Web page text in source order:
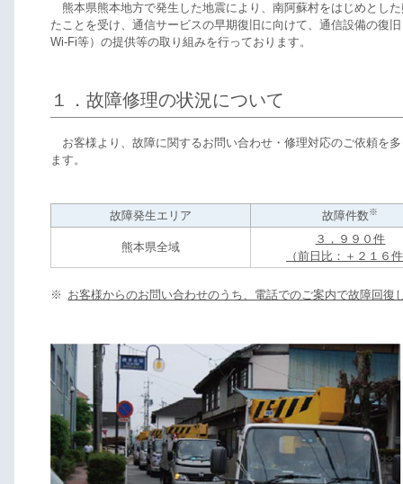
熊本県熊本地方で発生した地震により、南阿蘇村をはじめとし
たことを受け、通信サービスの早期復旧に向けて、通信設備の復
Wi-Fi等）の提供等の取り組みを行っております。
１．故障修理の状況について
お客様より、故障に関するお問い合わせ・修理対応のご依頼を
ます。
故障発生エリア 故障件数※
熊本県全域
３，９９０件
（前日比：＋２１６
※ お客様からのお問い合わせのうち、電話でのご案内で故障回復